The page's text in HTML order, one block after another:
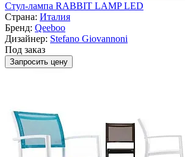
Стул-лампа RABBIT LAMP LED
Страна: Италия
Бренд: Qeeboo
Дизайнер: Stefano Giovannoni
Под заказ
Запросить цену